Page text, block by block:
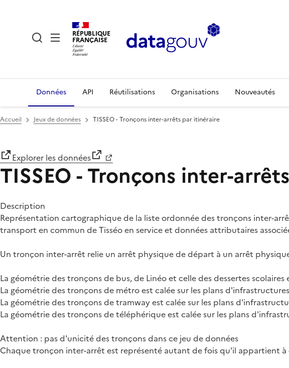
RÉPUBLIQUE
FRANÇAISE
Données API Réutilisations Organisations Nouveautés
Accueil Jeux de données TISSEO - Tronçons inter-arrêts par itinéraire
Explorer les données
TISSEO - Tronçons inter-
Description
Représentation cartographique de la liste ordonnée des tronçons inter-
transport en commun de Tisséo en service et données attributaires
Un tronçon inter-arrêt relie un arrêt physique de départ à un arrêt
La géométrie des tronçons de bus, de Linéo et celle des dessertes
La géométrie des tronçons de métro est calée sur les plans
La géométrie des tronçons de tramway est calée sur les plans
La géométrie des tronçons de téléphérique est calée sur les plans
Attention : pas d'unicité des tronçons dans ce jeu de données
Chaque tronçon inter-arrêt est représenté autant de fois qu'il appartient